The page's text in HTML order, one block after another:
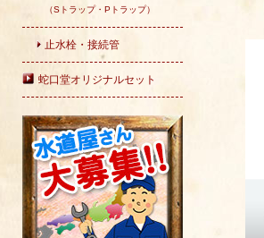
（Sトラップ・Pトラップ）
止水栓・接続管
蛇口堂オリジナルセット